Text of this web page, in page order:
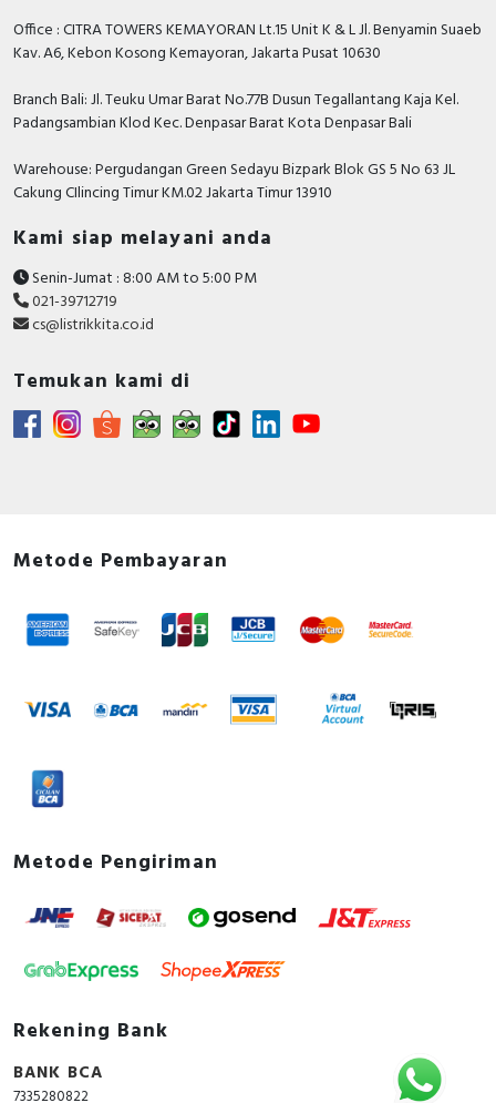
Office : CITRA TOWERS KEMAYORAN Lt.15 Unit K & L Jl. Benyamin Suaeb
Kav. A6, Kebon Kosong Kemayoran, Jakarta Pusat 10630
Branch Bali: Jl. Teuku Umar Barat No.77B Dusun Tegallantang Kaja Kel.
Padangsambian Klod Kec. Denpasar Barat Kota Denpasar Bali
Warehouse: Pergudangan Green Sedayu Bizpark Blok GS 5 No 63 JL
Cakung CIlincing Timur KM.02 Jakarta Timur 13910
Kami siap melayani anda
Senin-Jumat : 8:00 AM to 5:00 PM
021-39712719
cs@listrikkita.co.id
Temukan kami di
Metode Pembayaran
Metode Pengiriman
Rekening Bank
BANK BCA
7335280822